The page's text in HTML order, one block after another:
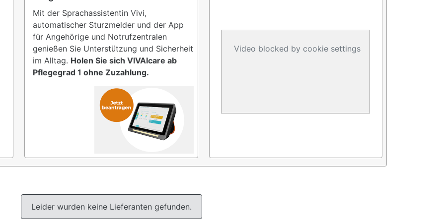
Mit der Sprachassistentin Vivi,
automatischer Sturzmelder und der App
für Angehörige und Notrufzentralen
genießen Sie Unterstützung und Sicherheit
im Alltag. Holen Sie sich VIVAIcare ab
Pflegegrad 1 ohne Zuzahlung.
Video blocked by cookie settings
Leider wurden keine Lieferanten gefunden.